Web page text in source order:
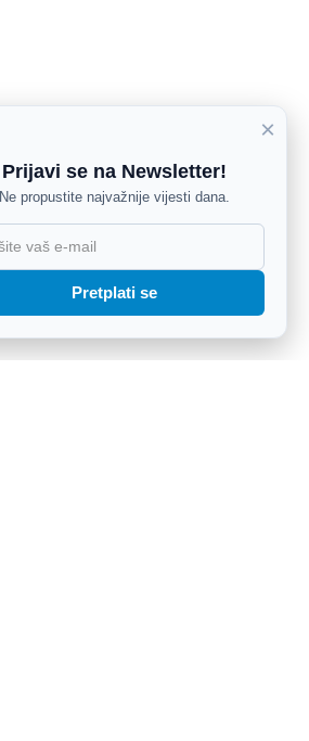
×
Prijavi se na Newsletter!
Ne propustite najvažnije vijesti dana.
Pretplati se